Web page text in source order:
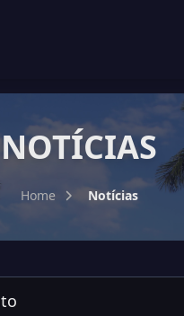
NOTÍCIAS
Home Notícias
Buscar